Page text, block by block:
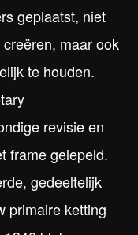
geplaatst, niet
maar ook
te houden.
revisie en
frame gelepeld.
gedeeltelijk
primaire ketting